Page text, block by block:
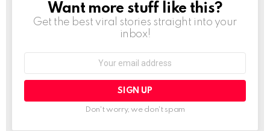
NEWSLETTER
Want more stuff like this?
Get the best viral stories straight into your
inbox!
Don't worry, we don't spam